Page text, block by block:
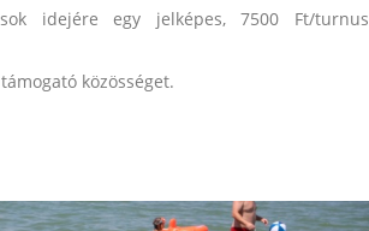
idejére egy jelképes, 7500 Ft/turnus
közösséget.